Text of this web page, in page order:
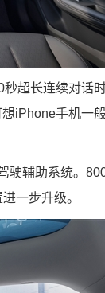
超长连续对话
iPhone手机一
驶辅助系统。
一步升级。